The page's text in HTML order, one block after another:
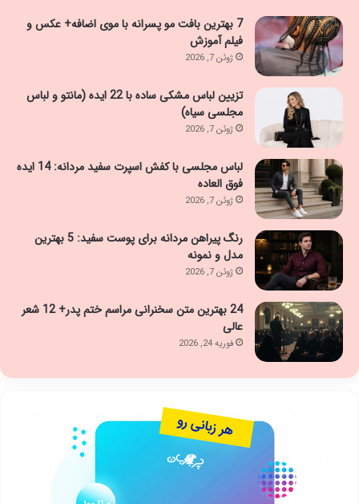
7 بهترین بافت مو پسرانه با موی اضافه+ عکس و
فیلم آموزش
ژوئن 7, 2026
تزیین لباس مشکی ساده با 22 ایده (مانتو و لباس
مجلسی سیاه)
ژوئن 7, 2026
لباس مجلسی با کفش اسپرت سفید مردانه: 14 ایده
فوق العاده
ژوئن 7, 2026
رنگ پیراهن مردانه برای پوست سفید: 5 بهترین
مدل و نمونه
ژوئن 7, 2026
24 بهترین متن سخنرانی مراسم ختم پدر+ 12 شعر
عالی
فوریه 24, 2026